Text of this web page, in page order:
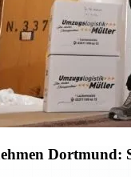
Dortmund: